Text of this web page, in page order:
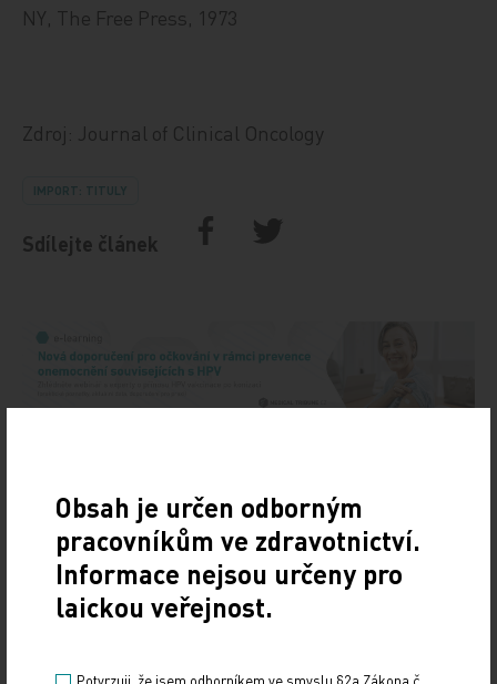
NY, The Free Press, 1973
Zdroj: Journal of Clinical Oncology
IMPORT: TITULY
Sdílejte článek
Obsah je určen odborným
pracovníkům ve zdravotnictví.
Informace nejsou určeny pro
laickou veřejnost.
Potvrzuji, že jsem odborníkem ve smyslu §2a Zákona č.